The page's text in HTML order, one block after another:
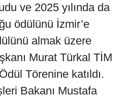
ve 2025 yılında da
ödülünü İzmir’e
almak üzere
Murat Türkal TİM
Törenine katıldı.
Bakanı Mustafa